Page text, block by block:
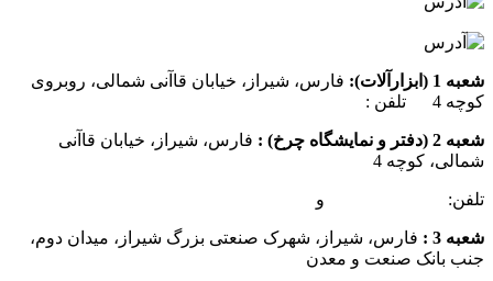
شعبه 1 (ابزارآلات):
فارس، شیراز، خیابان قاآنی شمالی، روبروی
کوچه 4 تلفن :
شعبه 2 (دفتر و نمایشگاه چرخ) :
فارس، شیراز، خیابان قاآنی
شمالی، کوچه 4
تلفن: و
شعبه 3 :
فارس، شیراز، شهرک صنعتی بزرگ شیراز، میدان دوم،
جنب بانک صنعت و معدن